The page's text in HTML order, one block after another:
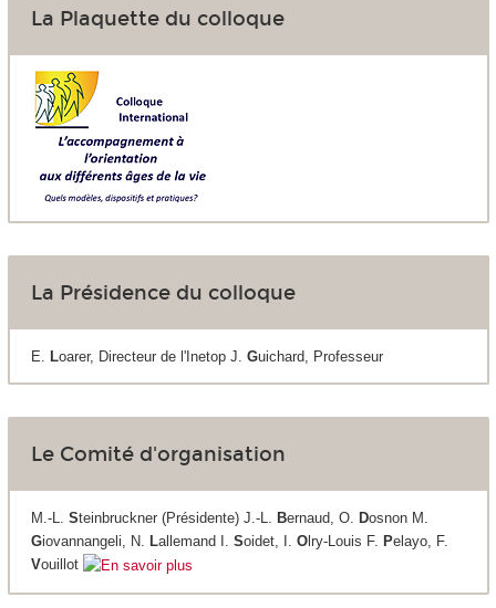
La Plaquette du colloque
La Présidence du colloque
E. Loarer, Directeur de l'Inetop J. Guichard, Professeur
Le Comité d'organisation
M.-L. Steinbruckner (Présidente) J.-L. Bernaud, O. Dosnon M.
Giovannangeli, N. Lallemand I. Soidet, I. Olry-Louis F. Pelayo, F.
Vouillot